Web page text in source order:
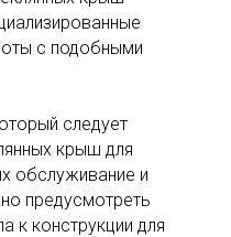
с подобными
следует
крыш для
обслуживание и
предусмотреть
к конструкции для